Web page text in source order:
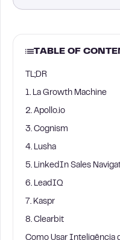
TABLE OF
TL;DR
1. La Growth Machine
2. Apollo.io
3. Cognism
4. Lusha
5. LinkedIn Sales
6. LeadIQ
7. Kaspr
8. Clearbit
Como Usar Inteligência